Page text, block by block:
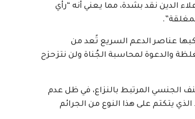
الدين نقد بشدة، مما يعني أنه “رأي
عناصر الدعم السريع تًعد من
والدعوة لمحاسبة الجُناة ولن نتزحزح
الجنسي المرتبط بالنزاع، في ظل عدم
يتكتم على هذا النوع من الجرائم